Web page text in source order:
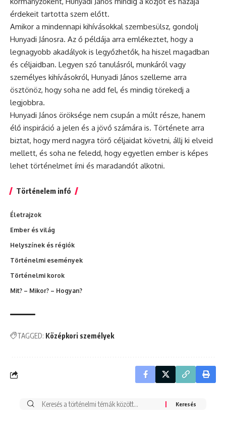
érdekeit tartotta szem előtt.
Amikor a mindennapi kihívásokkal szembesülsz, gondolj
Hunyadi Jánosra. Az ő példája arra emlékeztet, hogy a
legnagyobb akadályok is legyőzhetők, ha hiszel magadban
és céljaidban. Legyen szó tanulásról, munkáról vagy
személyes kihívásokról, Hunyadi János szelleme arra
ösztönöz, hogy soha ne add fel, és mindig törekedj a
legjobbra.
Hunyadi János öröksége nem csupán a múlt része, hanem
élő inspiráció a jelen és a jövő számára is. Története arra
biztat, hogy merd nagyra törő céljaidat követni, állj ki elveid
mellett, és soha ne feledd, hogy egyetlen ember is képes
lehet történelmet írni és maradandót alkotni.
Történelem infó
Életrajzok
Ember és világ
Helyszínek és régiók
Történelmi események
Történelmi korok
Mit? – Mikor? – Hogyan?
TAGGED: Középkori személyek
Search